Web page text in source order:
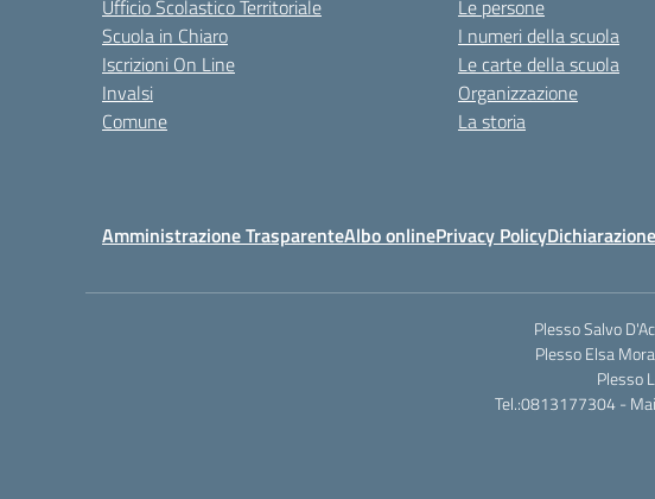
Ufficio Scolastico Territoriale
Scuola in Chiaro
Iscrizioni On Line
Invalsi
Comune
Le persone
I numeri della scuola
Le carte della scuola
Organizzazione
La storia
Amministrazione TrasparenteAlbo onlinePrivacy Policy
Plesso Salvo
Plesso Elsa
Plesso
Tel.:0813177304 -